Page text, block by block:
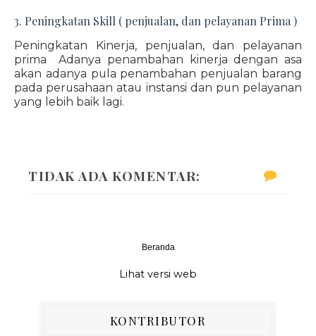
3. Peningkatan Skill ( penjualan, dan pelayanan Prima )
Peningkatan Kinerja, penjualan, dan pelayanan
prima Adanya penambahan kinerja dengan asa
akan adanya pula penambahan penjualan barang
pada perusahaan atau instansi dan pun pelayanan
yang lebih baik lagi.
TIDAK ADA KOMENTAR:
Beranda
Lihat versi web
KONTRIBUTOR